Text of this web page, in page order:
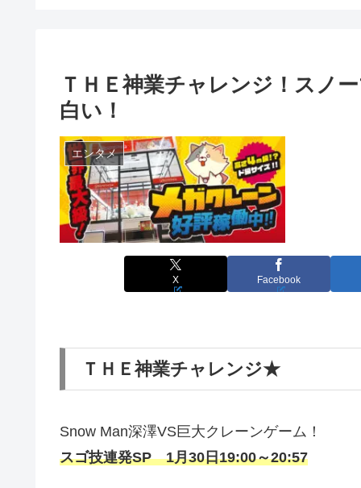
ＴＨＥ神業チャレンジ！スノ
白い！
エンタメ
X Facebook
ＴＨＥ神業チャレンジ★
Snow Man深澤VS巨大クレーンゲーム！
スゴ技連発SP 1月30日19:00～20:57